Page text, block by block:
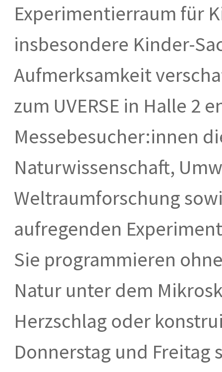
Experimentierraum für
insbesondere Kinder-
Aufmerksamkeit
zum UVERSE in Halle 2
Messebesucher:innen
Naturwissenschaft,
Weltraumforschung
aufregenden
Sie programmieren
Natur unter dem
Herzschlag oder
Donnerstag und